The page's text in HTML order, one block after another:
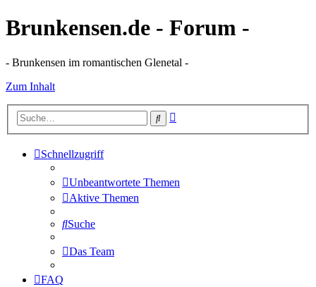
Brunkensen.de - Forum -
- Brunkensen im romantischen Glenetal -
Zum Inhalt
Suche
Schnellzugriff
Unbeantwortete Themen
Aktive Themen
Suche
Das Team
FAQ